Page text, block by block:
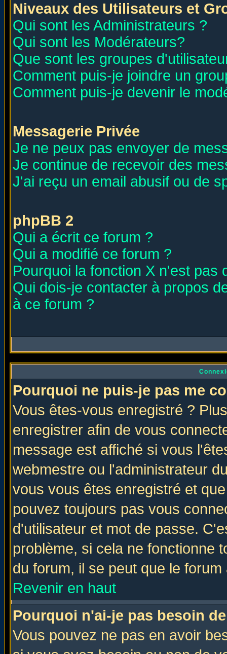
Niveaux des Utilisateurs et
Qui sont les Administrateurs ?
Qui sont les Modérateurs?
Que sont les groupes
Comment puis-je joindre un
Comment puis-je devenir le
Messagerie Privée
Je ne peux pas envoyer de
Je continue de recevoir des
J'ai reçu un email abusif ou de
phpBB 2
Qui a écrit ce forum ?
Qui a modifié ce forum ?
Pourquoi la fonction X n'est pas
Qui dois-je contacter à propos
à ce forum ?
Pourquoi ne puis-je pas me
Vous êtes-vous enregistré ?
enregistrer afin de vous
message est affiché si vous
webmestre ou l'administrateur
vous vous êtes enregistré et
pouvez toujours pas vous
d'utilisateur et mot de passe.
problème, si cela ne fonctionne
du forum, il se peut que le
Revenir en haut
Pourquoi n'ai-je pas besoin
Vous pouvez ne pas en avoir